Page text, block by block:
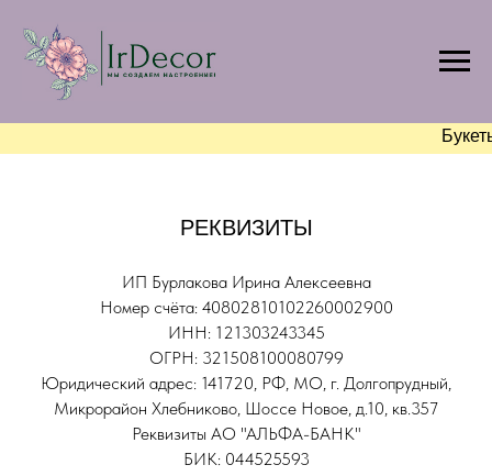
РЕКВИЗИТЫ
ИП Бурлакова Ирина Алексеевна
Номер счёта: 40802810102260002900
ИНН: 121303243345
ОГРН: 321508100080799
Юридический адрес: 141720, РФ, МО, г. Долгопрудный,
Микрорайон Хлебниково, Шоссе Новое, д.10, кв.357
Реквизиты АО "АЛЬФА-БАНК"
БИК: 044525593